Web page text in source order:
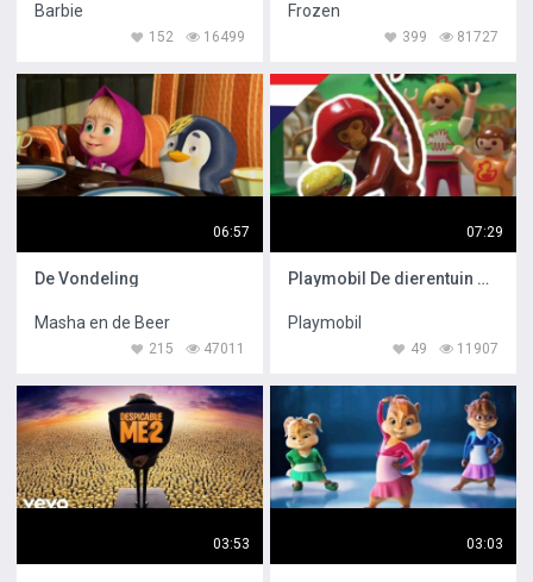
Barbie
16499
152
Frozen
81727
399
06:57
De Vondeling
Masha en de Beer
47011
215
07:29
Playmobil De dierentuin Familie Huizer
Playmobil
11907
49
03:53 03:03